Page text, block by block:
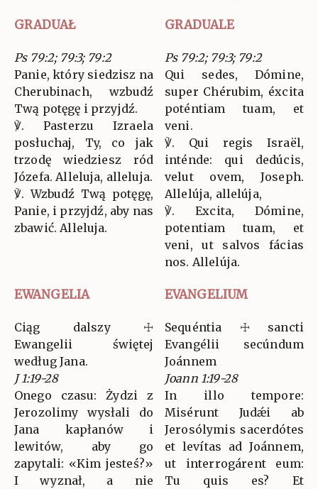
GRADUAŁ GRADUALE
Ps 79:2; 79:3; 79:2
Panie, który siedzisz na
Cherubinach, wzbudź
Twą potęgę i przyjdź.
℣. Pasterzu Izraela
posłuchaj, Ty, co jak
trzodę wiedziesz ród
Józefa. Alleluja, alleluja.
℣. Wzbudź Twą potęgę,
Panie, i przyjdź, aby nas
zbawić. Alleluja.
Ps 79:2; 79:3; 79:2
Qui sedes, Dómine,
super Chérubim, éxcita
poténtiam tuam, et
veni.
℣. Qui regis Israël,
inténde: qui dedúcis,
velut ovem, Joseph.
Allelúja, allelúja,
℣. Excita, Dómine,
potentiam tuam, et
veni, ut salvos fácias
nos. Allelúja.
EWANGELIA EVANGELIUM
Ciąg dalszy ☩
Ewangelii świętej
według Jana.
J 1:19-28
Onego czasu: Żydzi z
Jerozolimy wysłali do
Jana kapłanów i
lewitów, aby go
zapytali: «Kim jesteś?»
I wyznał, a nie
Sequéntia ☩ sancti
Evangélii secúndum
Joánnem
Joann 1:19-28
In illo tempore:
Misérunt Judǽi ab
Jerosólymis sacerdótes
et levítas ad Joánnem,
ut interrogárent eum:
Tu quis es? Et